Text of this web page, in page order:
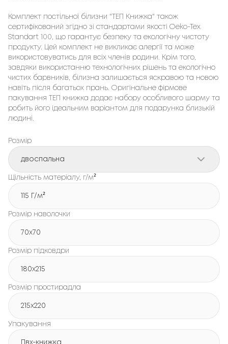
Комплект постільної білизни "ТЕП Книжка" також
сертифікований згідно зі стандартами якості Oeko-Tex
Standart 100, що гарантує безпеку та екологічну чистоту
продукту. Цей комплект не викликає алергії та може
використовуватись для всіх членів родини. Крім того,
завдяки використанню технологічних рішень та екологічно
чистих барвників, білизна залишається яскравою та новою
навіть після багатьох прань. Оригінальне фірмове
пакування ТЕП книжка додає набору особливого шарму та
робить його ідеальним варіантом для подарунка близькій
людині.
Розмір
двоспальна
Щільність матеріалу, г/м²
115 Г/м²
Розмір наволочки
70x70
Розмір підковдри
180х215
Розмір простирадла
215х220
Упакування
Пвх-книжка